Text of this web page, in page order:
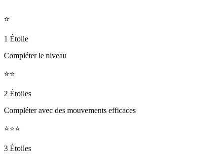
⭐
1 Étoile
Compléter le niveau
⭐⭐
2 Étoiles
Compléter avec des mouvements efficaces
⭐⭐⭐
3 Étoiles